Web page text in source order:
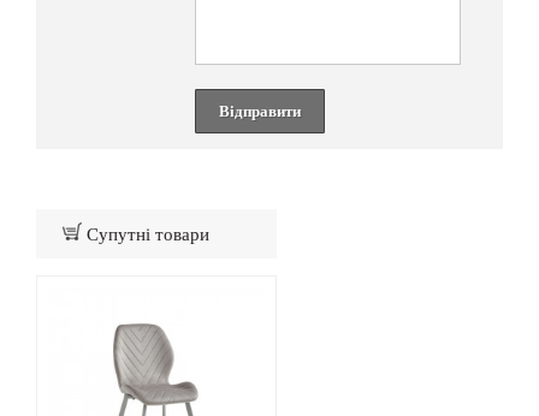
Відправити
Супутні товари